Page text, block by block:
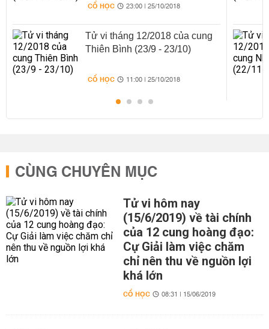
CỔ HỌC 23:00 | 25/10/2018
Tử vi tháng 12/2018 của cung
Thiên Bình (23/9 - 23/10)
CỔ HỌC 11:00 | 25/10/2018
CÙNG CHUYÊN MỤC
Tử vi hôm nay
(15/6/2019) về tài chính
của 12 cung hoàng đạo:
Cự Giải làm việc chăm
chỉ nên thu về nguồn lợi
khá lớn
CỔ HỌC 08:31 | 15/06/2019